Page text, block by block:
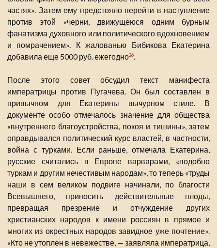
частях». Затем ему предстояло перейти в наступление
против этой «черни, движущеюся одним бурным
фанатизма духовного или политического вдохновением
и помрачением». К жалованью Бибикова Екатерина
добавила еще 5000 руб. ежегодно26.
После этого совет обсудил текст манифеста
императрицы против Пугачева. Он был составлен в
привычном для Екатерины вычурном стиле. В
документе особо отмечалось значение для общества
«внутреннего благоустройства, покоя и тишины», затем
оправдывался политический курс властей, в частности,
война с турками. Если раньше, отмечала Екатерина,
русские считались в Европе варварами, «подобно
туркам и другим нечестивым народам», то теперь «труды
наши в сем великом подвиге начинали, по благости
Всевышнего, приносить действительные плоды,
превращая презрение и отчуждение других
христианских народов к имени россиян в прямое и
многих из окрестных народов завидное уже почтение».
«Кто не утоплен в невежестве, — заявляла императрица,